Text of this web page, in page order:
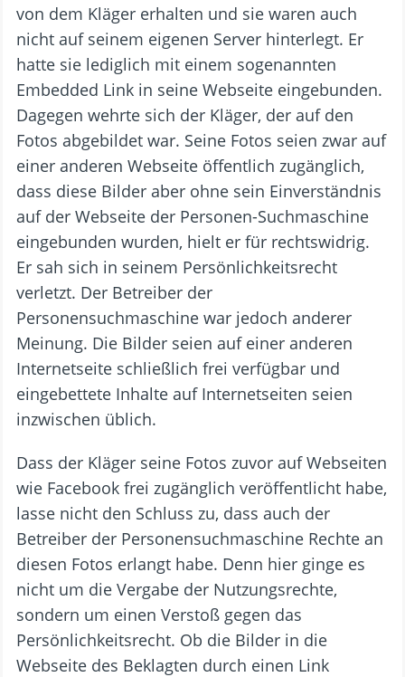
von dem Kläger erhalten und sie waren auch
nicht auf seinem eigenen Server hinterlegt. Er
hatte sie lediglich mit einem sogenannten
Embedded Link in seine Webseite eingebunden.
Dagegen wehrte sich der Kläger, der auf den
Fotos abgebildet war. Seine Fotos seien zwar auf
einer anderen Webseite öffentlich zugänglich,
dass diese Bilder aber ohne sein Einverständnis
auf der Webseite der Personen-Suchmaschine
eingebunden wurden, hielt er für rechtswidrig.
Er sah sich in seinem Persönlichkeitsrecht
verletzt. Der Betreiber der
Personensuchmaschine war jedoch anderer
Meinung. Die Bilder seien auf einer anderen
Internetseite schließlich frei verfügbar und
eingebettete Inhalte auf Internetseiten seien
inzwischen üblich.
Dass der Kläger seine Fotos zuvor auf Webseiten
wie Facebook frei zugänglich veröffentlicht habe,
lasse nicht den Schluss zu, dass auch der
Betreiber der Personensuchmaschine Rechte an
diesen Fotos erlangt habe. Denn hier ginge es
nicht um die Vergabe der Nutzungsrechte,
sondern um einen Verstoß gegen das
Persönlichkeitsrecht. Ob die Bilder in die
Webseite des Beklagten durch einen Link